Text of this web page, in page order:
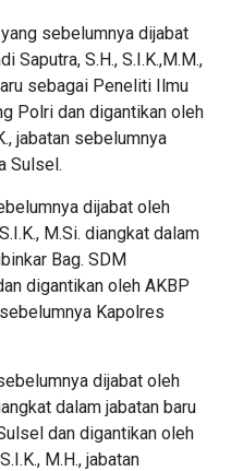
sebelumnya dijabat
Saputra, S.H., S.I.K.,M.M.,
sebagai Peneliti Ilmu
Polri dan digantikan oleh
jabatan sebelumnya
Sulsel.
dijabat oleh
M.Si. diangkat dalam
Bag. SDM
digantikan oleh AKBP
sebelumnya Kapolres
dijabat oleh
dalam jabatan baru
dan digantikan oleh
M.H., jabatan